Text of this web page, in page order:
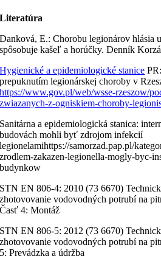
Literatúra
Danková, E.: Chorobu legionárov hlásia
spôsobuje kašeľ a horúčky. Denník
Hygienické a epidemiologické stanice
prepuknutím legionárskej choroby v
https://www.gov.pl/web/wsse-rzeszow/
zwiazanych-z-ogniskiem-choroby-
Sanitárna a epidemiologická stanica:
budovách mohli byť zdrojom infekcií
legionelamihttps://samorzad.pap.pl/
zrodlem-zakazen-legionella-mogly-byc-
budynkow
STN EN 806-4: 2010 (73 6670)
zhotovovanie vodovodných potrubí na
Časť 4: Montáž
STN EN 806-5: 2012 (73 6670)
zhotovovanie vodovodných potrubí na
5: Prevádzka a údržba